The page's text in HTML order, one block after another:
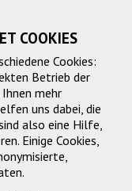
COOKIES
Cookies:
Betrieb der
mehr
uns dabei, die
also eine Hilfe,
Einige Cookies,